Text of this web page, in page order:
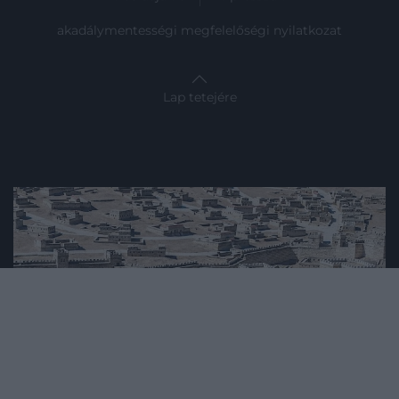
akadálymentességi megfelelőségi nyilatkozat
Lap tetejére